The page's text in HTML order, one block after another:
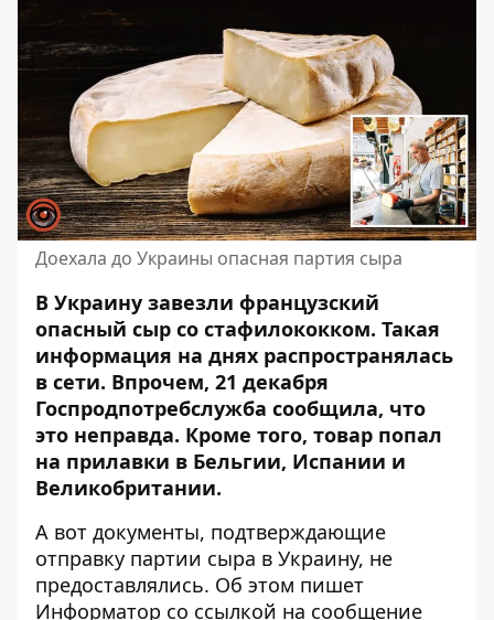
Доехала до Украины опасная партия сыра
В Украину завезли французский
опасный сыр со стафилококком. Такая
информация на днях распространялась
в сети. Впрочем, 21 декабря
Госпродпотребслужба сообщила, что
это неправда. Кроме того, товар попал
на прилавки в Бельгии, Испании и
Великобритании.
А вот документы, подтверждающие
отправку партии сыра в Украину, не
предоставлялись. Об этом пишет
Информатор со ссылкой на сообщение